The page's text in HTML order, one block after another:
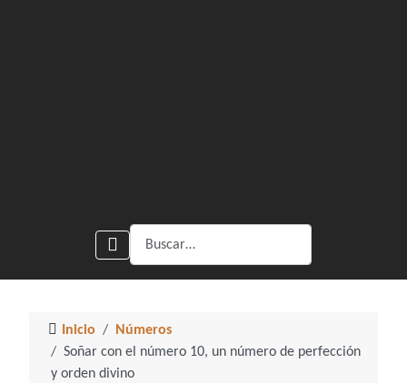
Buscar
Inicio
Números
Soñar con el número 10, un número de perfección
y orden divino